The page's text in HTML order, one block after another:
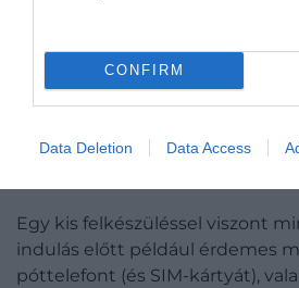
CONFIRM
Data Deletion Data Access
Egy kis felkészüléssel viszont
indulás előtt például érdemes
póttelefont (és SIM-kártyát),